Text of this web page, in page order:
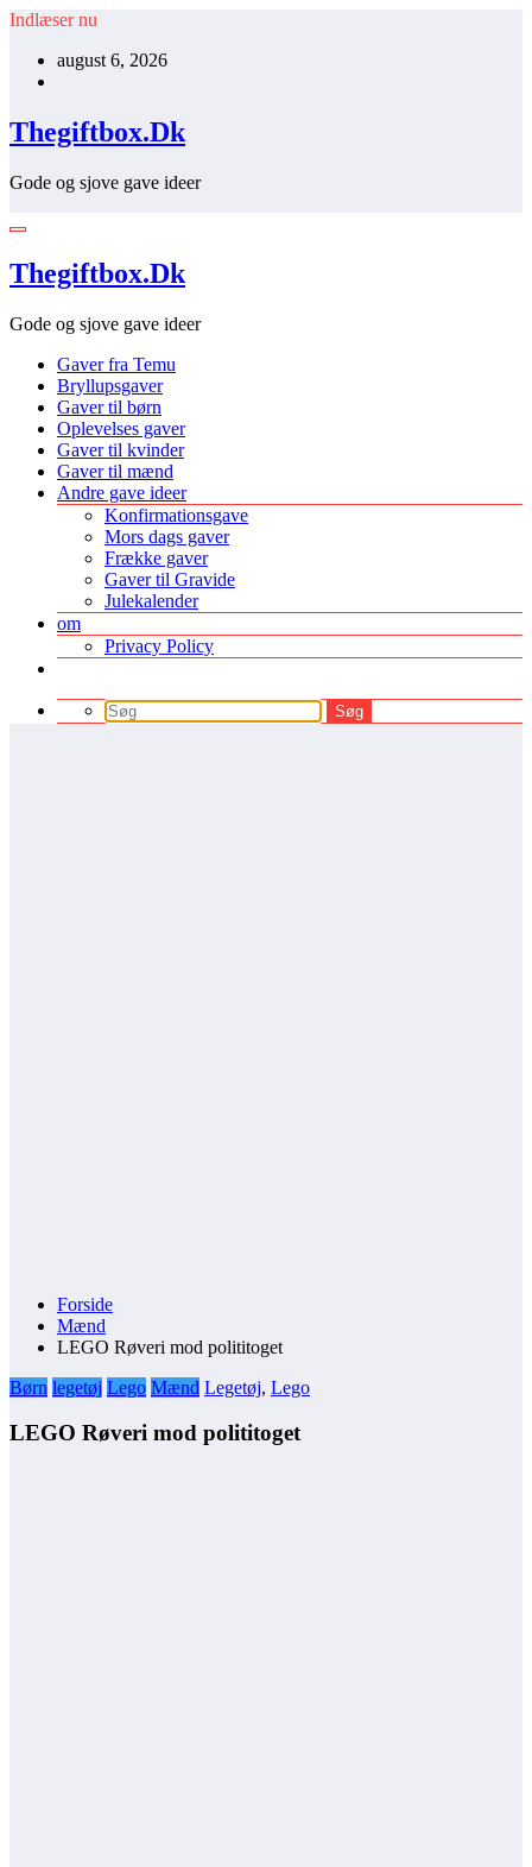
Videre
indhold
Indlæser nu
august 6, 2026
Thegiftbox.Dk
Gode og sjove gave ideer
Thegiftbox.Dk
Gode og sjove gave ideer
Gaver fra Temu
Bryllupsgaver
Gaver til børn
Oplevelses gaver
Gaver til kvinder
Gaver til mænd
Andre gave ideer
Konfirmationsgave
Mors dags gaver
Frække gaver
Gaver til Gravide
Julekalender
om
Privacy Policy
Forside
Mænd
LEGO Røveri mod polititoget
Børn legetøj Lego Mænd Legetøj, Lego
LEGO Røveri mod polititoget